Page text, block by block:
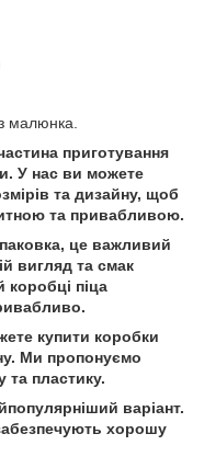
малюнка.
приготування
У нас ви можете
та дизайну, щоб
та привабливою.
це важливий
вигляд та смак
коробці піца
купити коробки
Ми пропонуємо
та пластику.
варіант.
хорошу